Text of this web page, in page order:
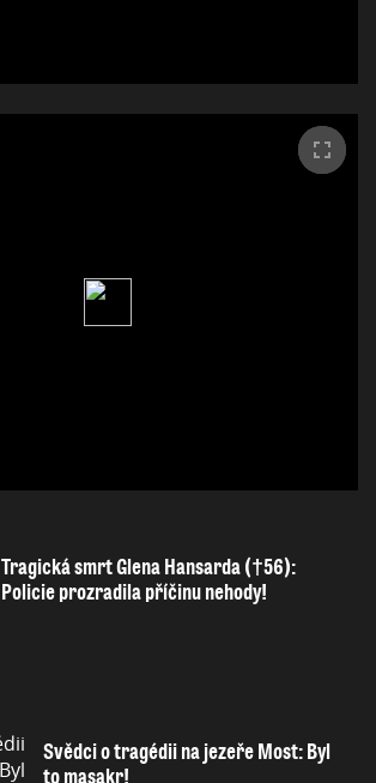
Tragická smrt Glena Hansarda (†56):
Policie prozradila příčinu nehody!
Svědci o tragédii na jezeře Most: Byl